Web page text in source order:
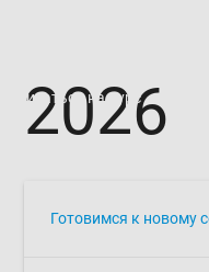
Записаться на курс
2026
Готовимся к новому